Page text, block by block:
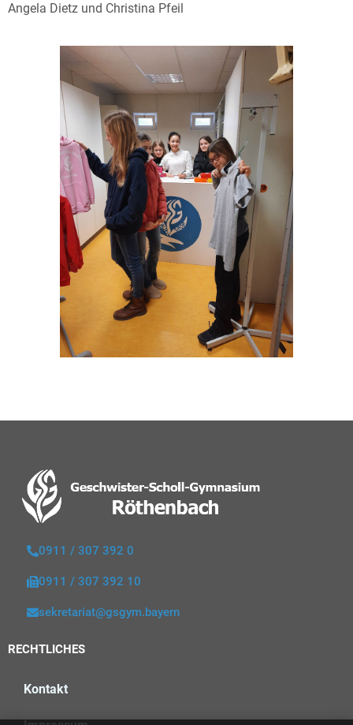
Angela Dietz und Christina Pfeil
0911 / 307 392 0
0911 / 307 392 10
sekretariat@gsgym.bayern
RECHTLICHES
Kontakt